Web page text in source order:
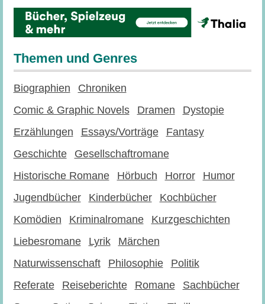
Themen und Genres
Biographien
Chroniken
Comic & Graphic Novels
Dramen
Dystopie
Erzählungen
Essays/Vorträge
Fantasy
Geschichte
Gesellschaftromane
Historische Romane
Hörbuch Horror
Humor
Jugendbücher
Kinderbücher
Kochbücher
Komödien
Kriminalromane
Kurzgeschichten
Liebesromane
Lyrik
Märchen
Naturwissenschaft
Philosophie
Politik
Referate
Reiseberichte Romane
Sachbücher